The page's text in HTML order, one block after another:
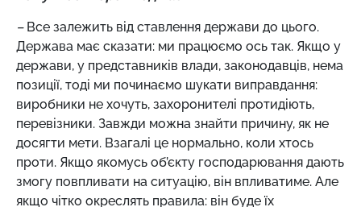
– Все залежить від ставлення держави до цього.
Держава має сказати: ми працюємо ось так. Якщо у
держави, у представників влади, законодавців, нема
позиції, тоді ми починаємо шукати виправдання:
виробники не хочуть, захоронителі протидіють,
перевізники. Завжди можна знайти причину, як не
досягти мети. Взагалі це нормально, коли хтось
проти. Якщо якомусь об’єкту господарювання дають
змогу повпливати на ситуацію, він впливатиме. Але
якщо чітко окреслять правила: він буде їх